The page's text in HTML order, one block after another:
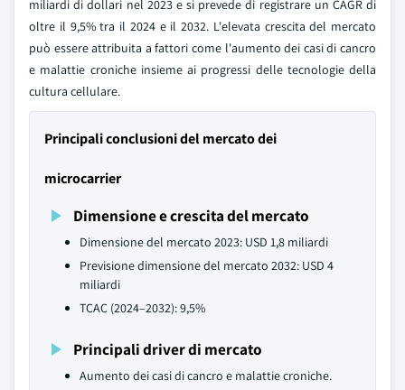
miliardi di dollari nel 2023 e si prevede di registrare un CAGR di
oltre il 9,5% tra il 2024 e il 2032. L'elevata crescita del mercato
può essere attribuita a fattori come l'aumento dei casi di cancro
e malattie croniche insieme ai progressi delle tecnologie della
cultura cellulare.
Principali conclusioni del mercato dei
microcarrier
Dimensione e crescita del mercato
Dimensione del mercato 2023: USD 1,8 miliardi
Previsione dimensione del mercato 2032: USD 4
miliardi
TCAC (2024–2032): 9,5%
Principali driver di mercato
Aumento dei casi di cancro e malattie croniche.